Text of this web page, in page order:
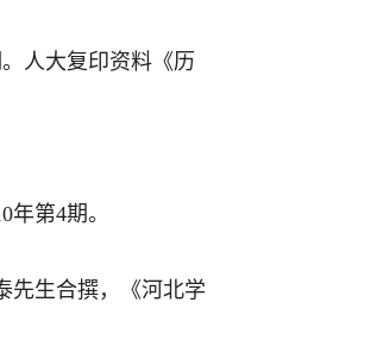
人大复印资料《历
第4期。
先生合撰，《河北学